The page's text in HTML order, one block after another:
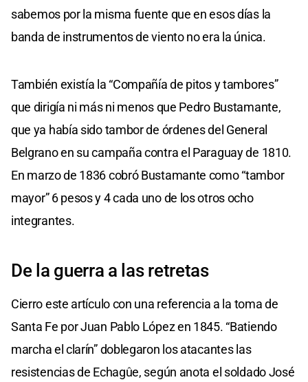
sabemos por la misma fuente que en esos días la
banda de instrumentos de viento no era la única.
También existía la “Compañía de pitos y tambores”
que dirigía ni más ni menos que Pedro Bustamante,
que ya había sido tambor de órdenes del General
Belgrano en su campaña contra el Paraguay de 1810.
En marzo de 1836 cobró Bustamante como “tambor
mayor” 6 pesos y 4 cada uno de los otros ocho
integrantes.
De la guerra a las retretas
Cierro este artículo con una referencia a la toma de
Santa Fe por Juan Pablo López en 1845. “Batiendo
marcha el clarín” doblegaron los atacantes las
resistencias de Echagûe, según anota el soldado José